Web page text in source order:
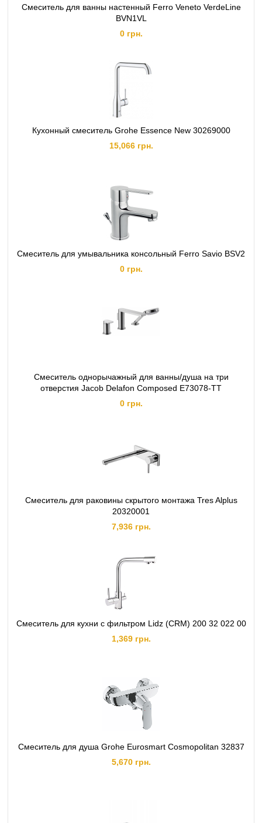
Смеситель для ванны настенный Ferro Veneto VerdeLine
BVN1VL
0 грн.
Кухонный смеситель Grohe Essence New 30269000
15,066 грн.
Смеситель для умывальника консольный Ferro Savio BSV2
0 грн.
Смеситель однорычажный для ванны/душа на три
отверстия Jacob Delafon Composed Е73078-ТТ
0 грн.
Смеситель для раковины скрытого монтажа Tres Alplus
20320001
7,936 грн.
Смеситель для кухни с фильтром Lidz (CRM) 200 32 022 00
1,369 грн.
Смеситель для душа Grohe Eurosmart Cosmopolitan 32837
5,670 грн.